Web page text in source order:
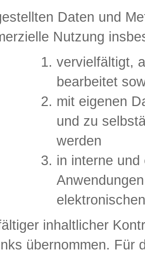
Daten und
Nutzung
vervielfältigt,
bearbeitet
mit eigenen
und zu
werden
in interne
inhaltlicher
übernommen. Für